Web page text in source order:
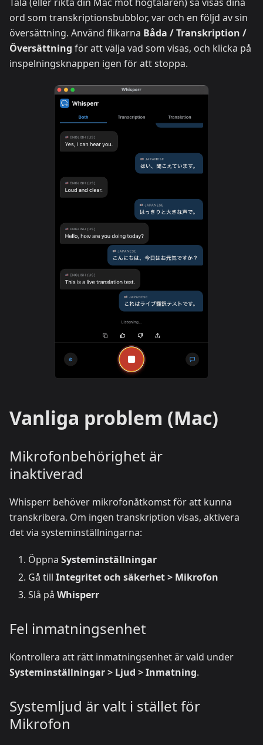
ord som transkriptionsbubblor, var och en följd av sin
översättning. Använd flikarna Båda / Transkription /
Översättning för att välja vad som visas, och klicka på
inspelningsknappen igen för att stoppa.
Vanliga problem (Mac)
Mikrofonbehörighet är
inaktiverad
Whisperr behöver mikrofonåtkomst för att kunna
transkribera. Om ingen transkription visas, aktivera
det via systeminställningarna:
Öppna Systeminställningar
Gå till Integritet och säkerhet > Mikrofon
Slå på Whisperr
Fel inmatningsenhet
Kontrollera att rätt inmatningsenhet är vald under
Systeminställningar > Ljud > Inmatning.
Systemljud är valt i stället för
Mikrofon